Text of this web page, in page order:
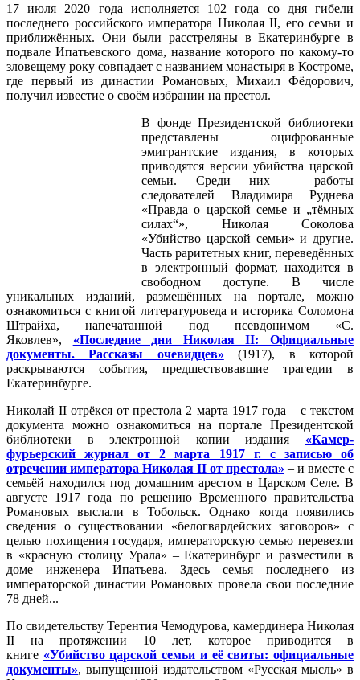
17 июля 2020 года исполняется 102 года со дня гибели
последнего российского императора Николая II, его семьи и
приближённых. Они были расстреляны в Екатеринбурге в
подвале Ипатьевского дома, название которого по какому-то
зловещему року совпадает с названием монастыря в Костроме,
где первый из династии Романовых, Михаил Фёдорович,
получил известие о своём избрании на престол.
В фонде Президентской библиотеки
представлены оцифрованные
эмигрантские издания, в которых
приводятся версии убийства царской
семьи. Среди них – работы
следователей Владимира Руднева
«Правда о царской семье и „тёмных
силах“», Николая Соколова
«Убийство царской семьи» и другие.
Часть раритетных книг, переведённых
в электронный формат, находится в
свободном доступе. В числе
уникальных изданий, размещённых на портале, можно
ознакомиться с книгой литературоведа и историка Соломона
Штрайха, напечатанной под псевдонимом «С.
Яковлев», «Последние дни Николая II: Официальные
документы. Рассказы очевидцев»
(1917), в которой
раскрываются события, предшествовавшие трагедии в
Екатеринбурге.
Николай II отрёкся от престола 2 марта 1917 года – с текстом
документа можно ознакомиться на портале Президентской
библиотеки в электронной копии издания «Камер-
фурьерский журнал от 2 марта 1917 г. с записью об
отречении императора Николая II от престола» – и вместе с
семьёй находился под домашним арестом в Царском Селе. В
августе 1917 года по решению Временного правительства
Романовых выслали в Тобольск. Однако когда появились
сведения о существовании «белогвардейских заговоров» с
целью похищения государя, императорскую семью перевезли
в «красную столицу Урала» – Екатеринбург и разместили в
доме инженера Ипатьева. Здесь семья последнего из
императорской династии Романовых провела свои последние
78 дней...
По свидетельству Терентия Чемодурова, камердинера Николая
II на протяжении 10 лет, которое приводится в
книге «Убийство царской семьи и её свиты: официальные
документы», выпущенной издательством «Русская мысль» в